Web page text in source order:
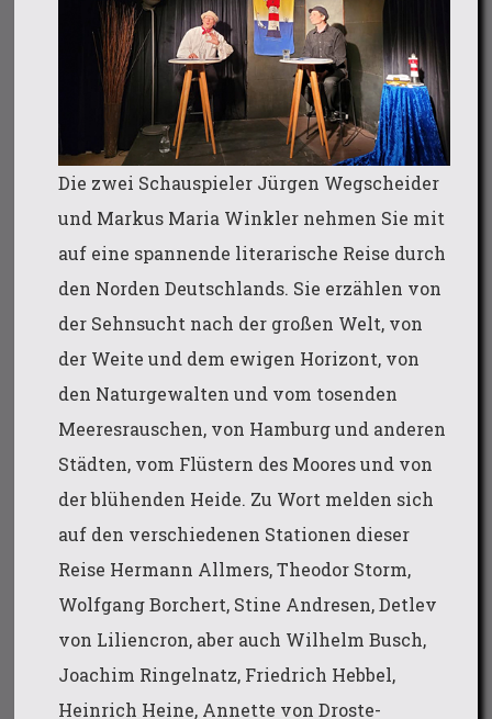
Die zwei Schauspieler Jürgen Wegscheider
und Markus Maria Winkler nehmen Sie mit
auf eine spannende literarische Reise durch
den Norden Deutschlands. Sie erzählen von
der Sehnsucht nach der großen Welt, von
der Weite und dem ewigen Horizont, von
den Naturgewalten und vom tosenden
Meeresrauschen, von Hamburg und anderen
Städten, vom Flüstern des Moores und von
der blühenden Heide. Zu Wort melden sich
auf den verschiedenen Stationen dieser
Reise Hermann Allmers, Theodor Storm,
Wolfgang Borchert, Stine Andresen, Detlev
von Liliencron, aber auch Wilhelm Busch,
Joachim Ringelnatz, Friedrich Hebbel,
Heinrich Heine, Annette von Droste-